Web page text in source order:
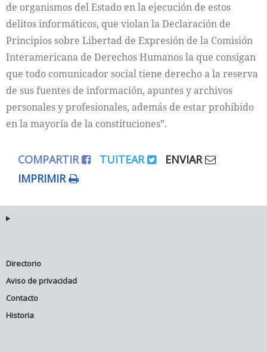
de organismos del Estado en la ejecución de estos
delitos informáticos, que violan la Declaración de
Principios sobre Libertad de Expresión de la Comisión
Interamericana de Derechos Humanos la que consigan
que todo comunicador social tiene derecho a la reserva
de sus fuentes de información, apuntes y archivos
personales y profesionales, además de estar prohibido
en la mayoría de la constituciones”.
COMPARTIR TUITEAR
ENVIAR
IMPRIMIR
Directorio
Aviso de privacidad
Contacto
Historia